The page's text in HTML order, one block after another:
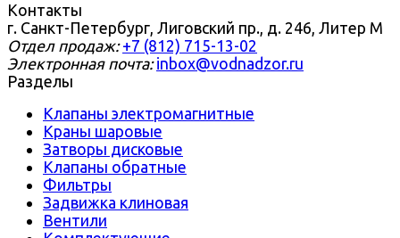
Контакты
г. Санкт-Петербург, Лиговский пр., д. 246, Литер М
Отдел продаж: +7 (812) 715-13-02
Электронная почта: inbox@vodnadzor.ru
Разделы
Клапаны электромагнитные
Краны шаровые
Затворы дисковые
Клапаны обратные
Фильтры
Задвижка клиновая
Вентили